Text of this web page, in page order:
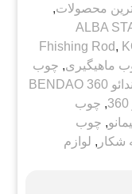
محصولات,
ALBA
Fhishing Rod,
ماهیگیری, چوب
چوب ماهیگیری بندائو 360 BENDAO
, چوب
, چوب
شکار , لوازم